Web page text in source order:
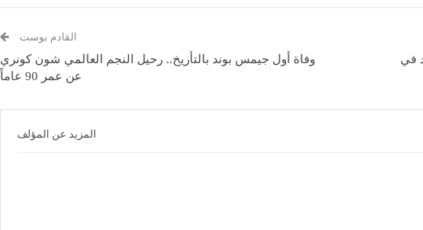
في
القادم بوست
وفاة أول جيمس بوند بالتأريخ.. رحيل النجم العالمي شون كونري
عن عمر 90 عاماً
المزيد عن المؤلف